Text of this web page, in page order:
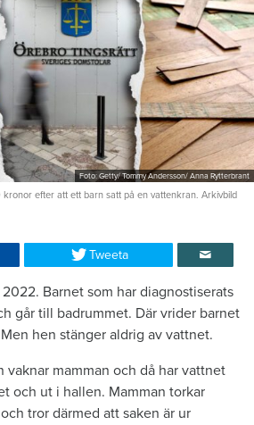
Foto: Getty/ Tommy Andersson/ Anna Rytterbrant
efter att ett barn satt på en vattenkran. Arkivbild
Tweeta
Barnet som har diagnostiserats
går till badrummet. Där vrider barnet
hen stänger aldrig av vattnet.
mamman och då har vattnet
och ut i hallen. Mamman torkar
tror därmed att saken är ur